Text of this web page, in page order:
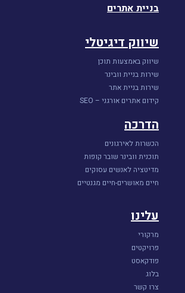
בניית אתרים
שיווק דיגיטלי
שיווק באמצעות תוכן
שירות בניית וובינר
שירות בניית אתר
קידום אתרים אורגני – SEO
הדרכה
הכשרות לאירגונים
תוכנית וובינר שובר קופות
מדיטציה לאנשים עסוקים
חיים מאושרים-חיים מגנטיים
עלינו
מרקורי
פרויקטים
פודקאסט
בלוג
צרו קשר